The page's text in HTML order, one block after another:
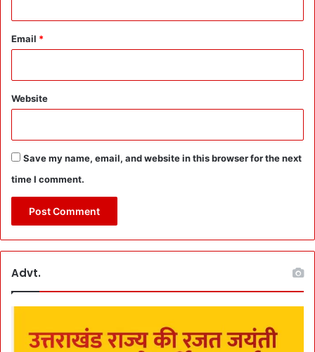
Email *
Website
Save my name, email, and website in this browser for the next
time I comment.
Advt.